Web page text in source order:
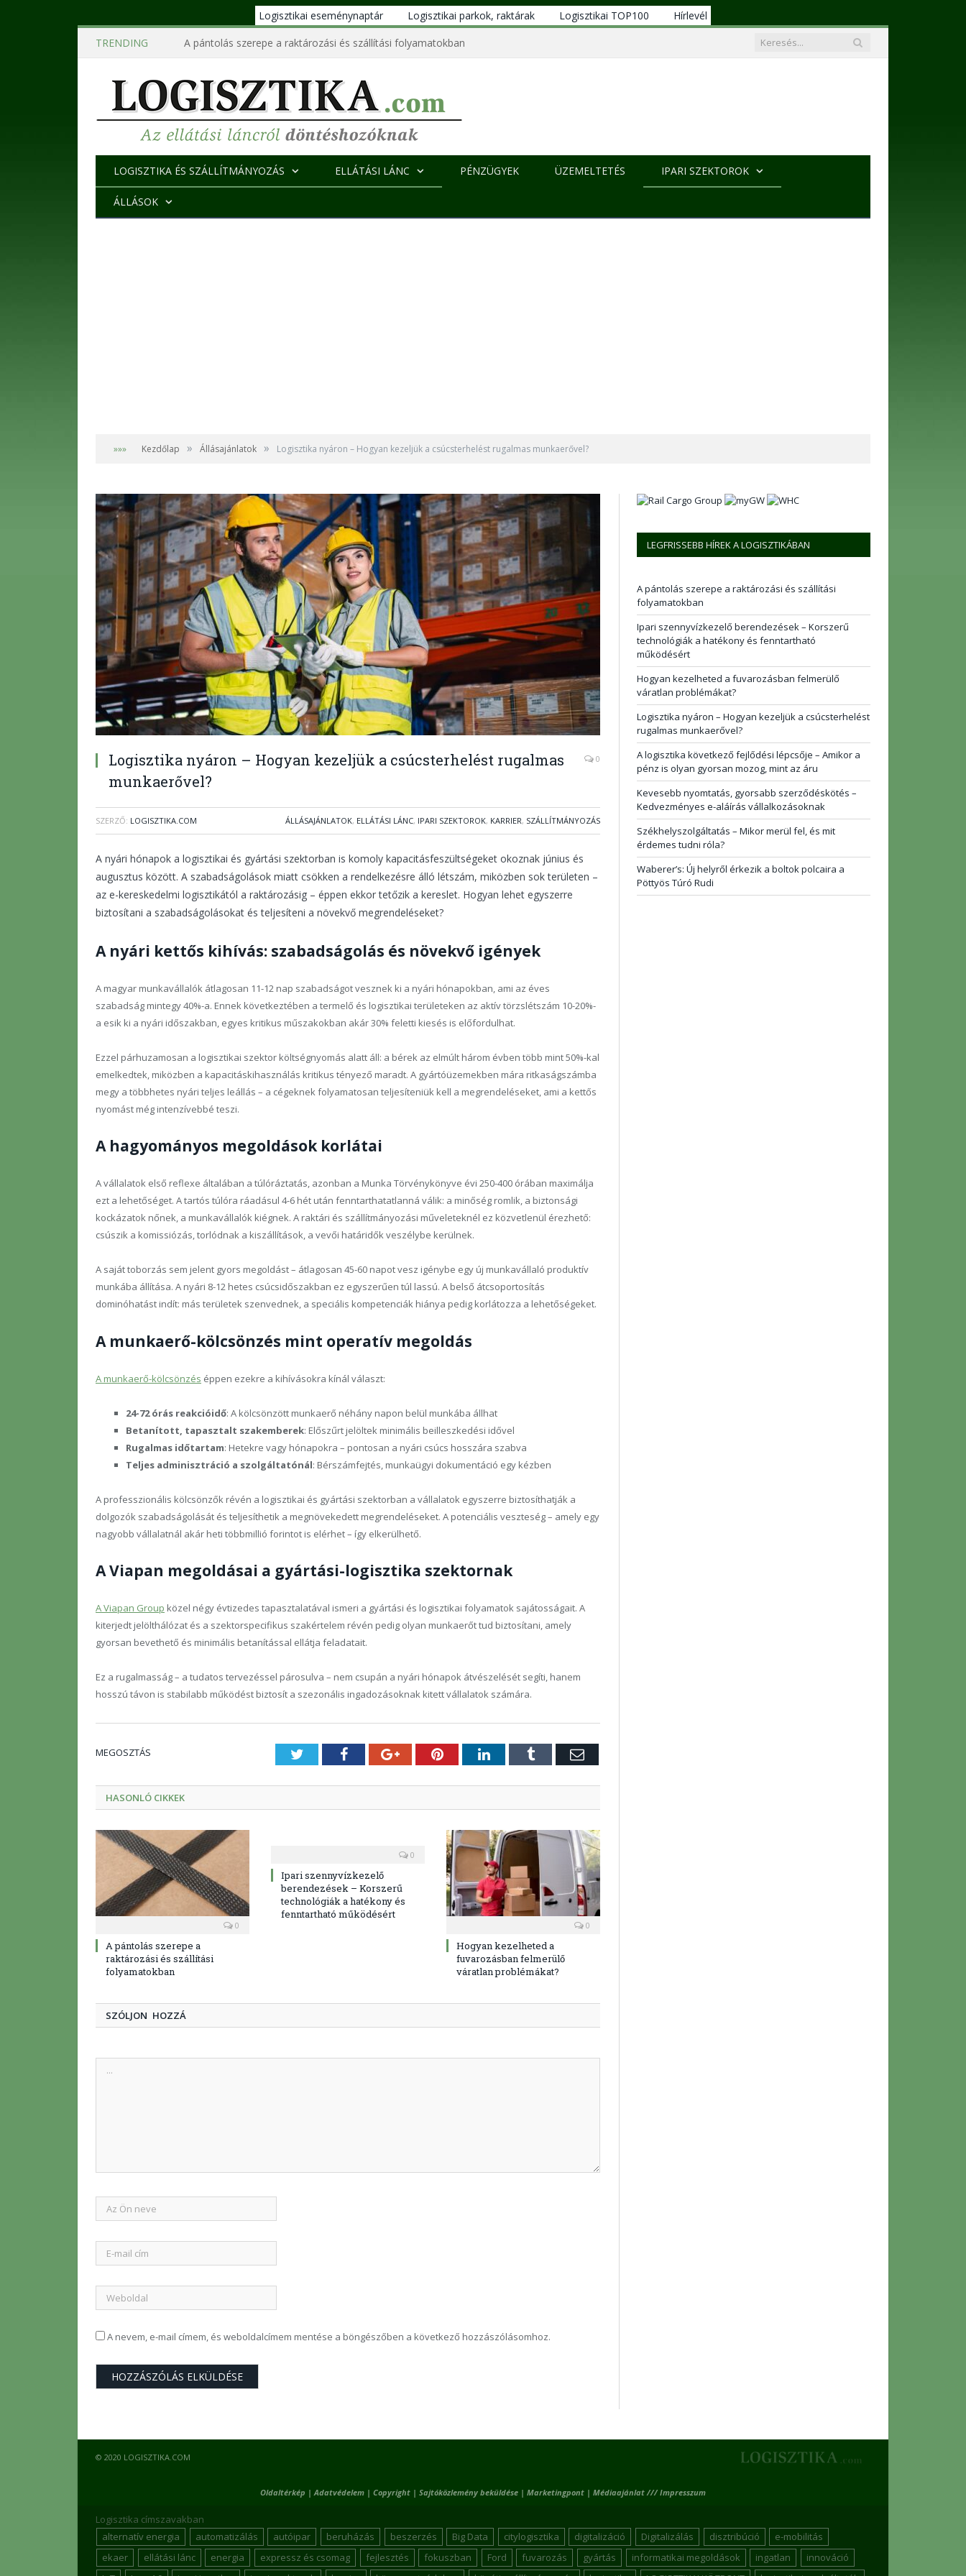
Logisztikai eseménynaptár Logisztikai parkok, raktárak Logisztikai TOP100
Hírlevél
TRENDING
A pántolás szerepe a raktározási és szállítási folyamatokban
LOGISZTIKA ÉS SZÁLLÍTMÁNYOZÁS ELLÁTÁSI LÁNC PÉNZÜGYEK ÜZEMELTETÉS IPARI SZEKTOROK
ÁLLÁSOK
»»» Kezdőlap » Állásajánlatok » Logisztika nyáron – Hogyan kezeljük a csúcsterhelést rugalmas munkaerővel?
Logisztika nyáron – Hogyan kezeljük a csúcsterhelést rugalmas
munkaerővel?
0
SZERZŐ: LOGISZTIKA.COM ÁLLÁSAJÁNLATOK, ELLÁTÁSI LÁNC, IPARI SZEKTOROK, KARRIER, SZÁLLÍTMÁNYOZÁS
A nyári hónapok a logisztikai és gyártási szektorban is komoly kapacitásfeszültségeket okoznak június és
augusztus között. A szabadságolások miatt csökken a rendelkezésre álló létszám, miközben sok területen –
az e-kereskedelmi logisztikától a raktározásig – éppen ekkor tetőzik a kereslet. Hogyan lehet egyszerre
biztosítani a szabadságolásokat és teljesíteni a növekvő megrendeléseket?
A nyári kettős kihívás: szabadságolás és növekvő igények
A magyar munkavállalók átlagosan 11-12 nap szabadságot vesznek ki a nyári hónapokban, ami az éves
szabadság mintegy 40%-a. Ennek következtében a termelő és logisztikai területeken az aktív törzslétszám 10-20%-
a esik ki a nyári időszakban, egyes kritikus műszakokban akár 30% feletti kiesés is előfordulhat.
Ezzel párhuzamosan a logisztikai szektor költségnyomás alatt áll: a bérek az elmúlt három évben több mint 50%-kal
emelkedtek, miközben a kapacitáskihasználás kritikus tényező maradt. A gyártóüzemekben mára ritkaságszámba
megy a többhetes nyári teljes leállás – a cégeknek folyamatosan teljesíteniük kell a megrendeléseket, ami a kettős
nyomást még intenzívebbé teszi.
A hagyományos megoldások korlátai
A vállalatok első reflexe általában a túlóráztatás, azonban a Munka Törvénykönyve évi 250-400 órában maximálja
ezt a lehetőséget. A tartós túlóra ráadásul 4-6 hét után fenntarthatatlanná válik: a minőség romlik, a biztonsági
kockázatok nőnek, a munkavállalók kiégnek. A raktári és szállítmányozási műveleteknél ez közvetlenül érezhető:
csúszik a komissiózás, torlódnak a kiszállítások, a vevői határidők veszélybe kerülnek.
A saját toborzás sem jelent gyors megoldást – átlagosan 45-60 napot vesz igénybe egy új munkavállaló produktív
munkába állítása. A nyári 8-12 hetes csúcsidőszakban ez egyszerűen túl lassú. A belső átcsoportosítás
dominóhatást indít: más területek szenvednek, a speciális kompetenciák hiánya pedig korlátozza a lehetőségeket.
A munkaerő-kölcsönzés mint operatív megoldás
A munkaerő-kölcsönzés éppen ezekre a kihívásokra kínál választ:
24-72 órás reakcióidő: A kölcsönzött munkaerő néhány napon belül munkába állhat
Betanított, tapasztalt szakemberek: Előszűrt jelöltek minimális beilleszkedési idővel
Rugalmas időtartam: Hetekre vagy hónapokra – pontosan a nyári csúcs hosszára szabva
Teljes adminisztráció a szolgáltatónál: Bérszámfejtés, munkaügyi dokumentáció egy kézben
A professzionális kölcsönzők révén a logisztikai és gyártási szektorban a vállalatok egyszerre biztosíthatják a
dolgozók szabadságolását és teljesíthetik a megnövekedett megrendeléseket. A potenciális veszteség – amely egy
nagyobb vállalatnál akár heti többmillió forintot is elérhet – így elkerülhető.
A Viapan megoldásai a gyártási-logisztika szektornak
A Viapan Group közel négy évtizedes tapasztalatával ismeri a gyártási és logisztikai folyamatok sajátosságait. A
kiterjedt jelölthálózat és a szektorspecifikus szakértelem révén pedig olyan munkaerőt tud biztosítani, amely
gyorsan bevethető és minimális betanítással ellátja feladatait.
Ez a rugalmasság – a tudatos tervezéssel párosulva – nem csupán a nyári hónapok átvészelését segíti, hanem
hosszú távon is stabilabb működést biztosít a szezonális ingadozásoknak kitett vállalatok számára.
MEGOSZTÁS TwitterFacebookGoogle+PinterestLinkedInTumblr E-
HASONLÓ CIKKEK
0
A pántolás szerepe a
raktározási és szállítási
folyamatokban
0
Ipari szennyvízkezelő
berendezések – Korszerű
technológiák a hatékony és
fenntartható működésért
0
Hogyan kezelheted a
fuvarozásban felmerülő
váratlan problémákat?
SZÓLJON HOZZÁ
A nevem, e-mail címem, és weboldalcímem mentése a böngészőben a következő hozzászólásomhoz.
LEGFRISSEBB HÍREK A LOGISZTIKÁBAN
A pántolás szerepe a raktározási és szállítási
folyamatokban
Ipari szennyvízkezelő berendezések – Korszerű
technológiák a hatékony és fenntartható
működésért
Hogyan kezelheted a fuvarozásban felmerülő
váratlan problémákat?
Logisztika nyáron – Hogyan kezeljük a csúcsterhelést
rugalmas munkaerővel?
A logisztika következő fejlődési lépcsője – Amikor a
pénz is olyan gyorsan mozog, mint az áru
Kevesebb nyomtatás, gyorsabb szerződéskötés –
Kedvezményes e-aláírás vállalkozásoknak
Székhelyszolgáltatás – Mikor merül fel, és mit
érdemes tudni róla?
Waberer’s: Új helyről érkezik a boltok polcaira a
Pöttyös Túró Rudi
© 2020 LOGISZTIKA.COM
Oldaltérkép |Adatvédelem | Copyright | Sajtóközlemény beküldése | Marketingpont | Médiaajánlat /// Impresszum
Logisztika címszavakban
alternatív energia
automatizálás autóipar beruházás beszerzés Big Data citylogisztika digitalizáció Digitalizálás disztribúció
e-mobilitás
ekaer
ellátási lánc energia expressz és csomag fejlesztés fokuszban Ford fuvarozás gyártás informatikai megoldások ingatlan
innováció